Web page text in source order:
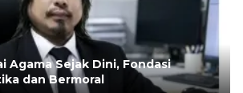
Agama Sejak Dini, Fondasi
dan Bermoral